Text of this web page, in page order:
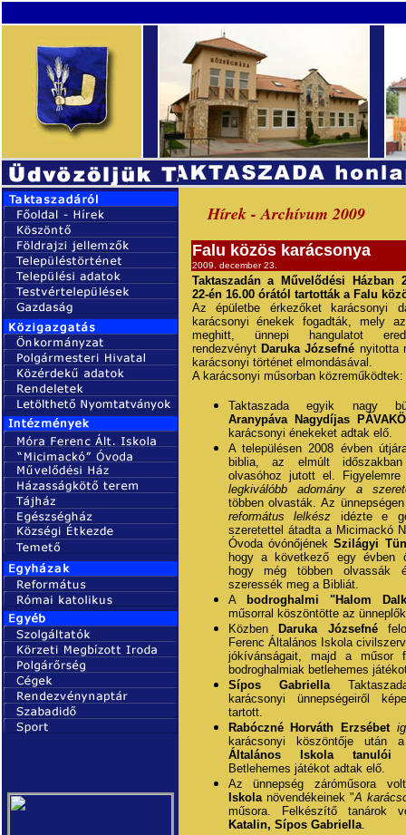
Hírek - Archívum 2009
Falu közös karácsonya
2009. december 23.
Taktaszadán a Művelődési Házban
22-én 16.00 órától tartották a Falu
Az épületbe érkezőket karácsonyi
karácsonyi énekek fogadták, mely
meghitt, ünnepi hangulatot
rendezvényt Daruka Józsefné nyitotta
karácsonyi történet elmondásával.
A karácsonyi műsorban közreműködtek:
Taktaszada egyik nagy
Aranypáva Nagydíjas
karácsonyi énekeket adtak elő.
A településen 2008 évben
biblia, az elmúlt
olvasóhoz jutott el.
legkiválóbb adomány a
többen olvasták. Az
református lelkész idézte e
szeretettel átadta a Micimackó
Óvoda óvónőjénekSzilágyi
hogy a következő egy évben
hogy még többen olvassák
szeressék meg a Bibliát.
A
bodroghalmi "Halom
műsorral köszöntötte az
Közben
Daruka Józsefné
Ferenc Általános Iskola
jókívánságait, majd a műsor
bodroghalmiak betlehemes
Sípos Gabriella
karácsonyi ünnepségeiről
tartott.
Rabóczné Horváth Erzsébet
karácsonyi köszöntője után
Általános Iskola tanulói
Betlehemes játékot adtak elő.
Az ünnepség záróműsora
Iskolanövendékeinek "A
műsora. Felkészítő tanárok
Katalin, Sípos Gabriella.